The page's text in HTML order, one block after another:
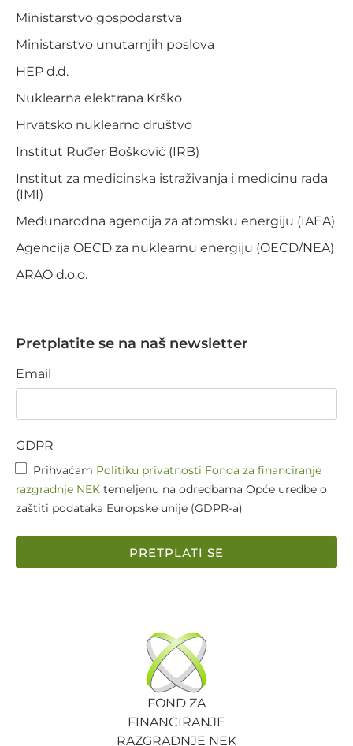
Ministarstvo gospodarstva
Ministarstvo unutarnjih poslova
HEP d.d.
Nuklearna elektrana Krško
Hrvatsko nuklearno društvo
Institut Ruđer Bošković (IRB)
Institut za medicinska istraživanja i medicinu rada
(IMI)
Međunarodna agencija za atomsku energiju (IAEA)
Agencija OECD za nuklearnu energiju (OECD/NEA)
ARAO d.o.o.
Pretplatite se na naš newsletter
Email
GDPR
Prihvaćam Politiku privatnosti Fonda za financiranje
razgradnje NEK temeljenu na odredbama Opće uredbe o
zaštiti podataka Europske unije (GDPR-a)
PRETPLATI SE
FOND ZA
FINANCIRANJE
RAZGRADNJE NEK